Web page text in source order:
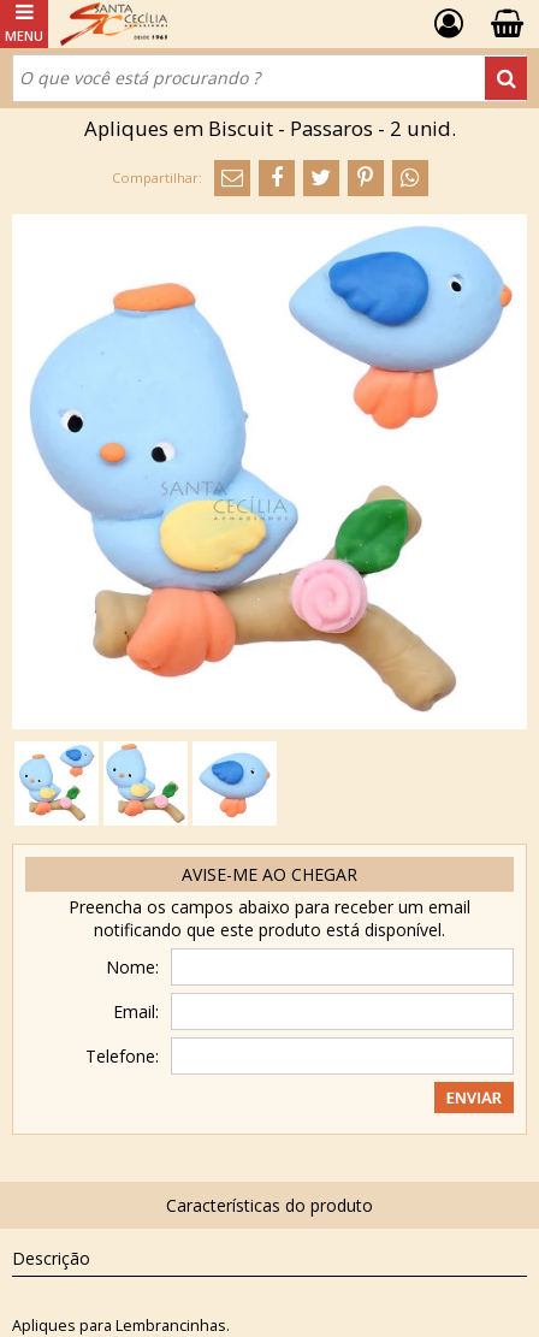
Apliques em Biscuit - Passaros - 2 unid.
AVISE-ME AO CHEGAR
Preencha os campos abaixo para receber um email
notificando que este produto está disponível.
Nome:
Email:
Telefone:
Descrição
Apliques para Lembrancinhas.